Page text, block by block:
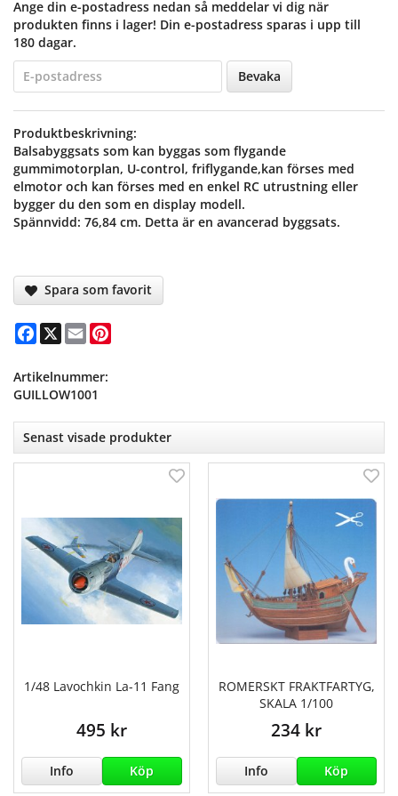
Ange din e-postadress nedan så meddelar vi dig när
produkten finns i lager! Din e-postadress sparas i upp till
180 dagar.
Bevaka
Produktbeskrivning:
Balsabyggsats som kan byggas som flygande
gummimotorplan, U-control, friflygande,kan förses med
elmotor och kan förses med en enkel RC utrustning eller
bygger du den som en display modell.
Spännvidd: 76,84 cm. Detta är en avancerad byggsats.
Spara som favorit
Facebook
X Email
Artikelnummer:
GUILLOW1001
Senast visade produkter
1/48 Lavochkin La-11 Fang
495 kr
Info Köp
ROMERSKT FRAKTFARTYG,
SKALA 1/100
234 kr
Info Köp